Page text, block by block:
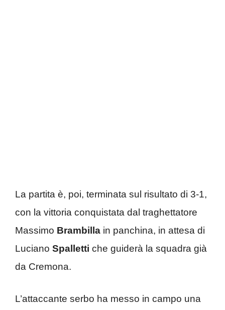
La partita è, poi, terminata sul risultato di 3-1,
con la vittoria conquistata dal traghettatore
Massimo Brambilla in panchina, in attesa di
Luciano Spalletti che guiderà la squadra già
da Cremona.
L’attaccante serbo ha messo in campo una